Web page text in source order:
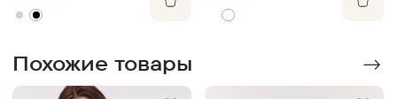
Похожие товары